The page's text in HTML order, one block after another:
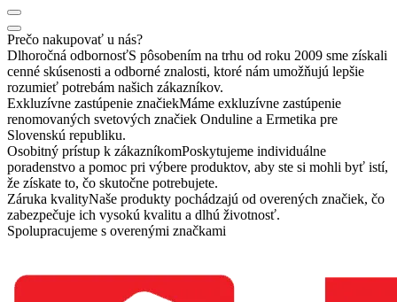
Prečo nakupovať u nás?
Dlhoročná odbornosťS pôsobením na trhu od roku 2009 sme získali
cenné skúsenosti a odborné znalosti, ktoré nám umožňujú lepšie
rozumieť potrebám našich zákazníkov.
Exkluzívne zastúpenie značiekMáme exkluzívne zastúpenie
renomovaných svetových značiek Onduline a Ermetika pre
Slovenskú republiku.
Osobitný prístup k zákazníkomPoskytujeme individuálne
poradenstvo a pomoc pri výbere produktov, aby ste si mohli byť istí,
že získate to, čo skutočne potrebujete.
Záruka kvalityNaše produkty pochádzajú od overených značiek, čo
zabezpečuje ich vysokú kvalitu a dlhú životnosť.
Spolupracujeme s overenými značkami